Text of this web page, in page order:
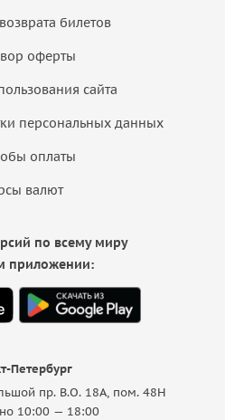
билетов
оферты
сайта
персональных данных
оплаты
валют
Петербург
пр. В.О. 18A, пом. 48Н
10:00 — 18:00
по всему миру
приложении: